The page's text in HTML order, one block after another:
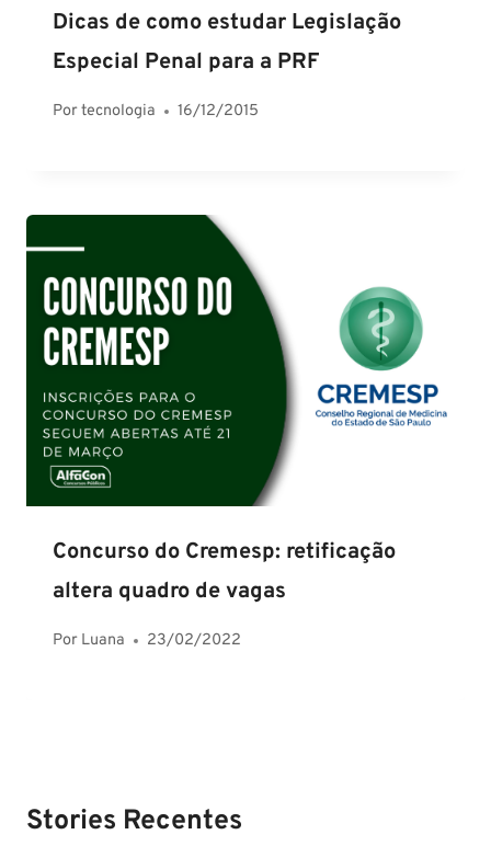
Dicas de como estudar Legislação
Especial Penal para a PRF
Portecnologia 16/12/2015
Concurso do Cremesp: retificação
altera quadro de vagas
Por Luana 23/02/2022
Stories Recentes